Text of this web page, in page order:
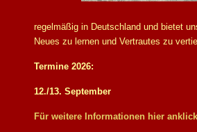
regelmäßig in Deutschland und bietet
Neues zu lernen und Vertrautes zu
Termine 2026:
12./13. September
Für weitere Informationen hier